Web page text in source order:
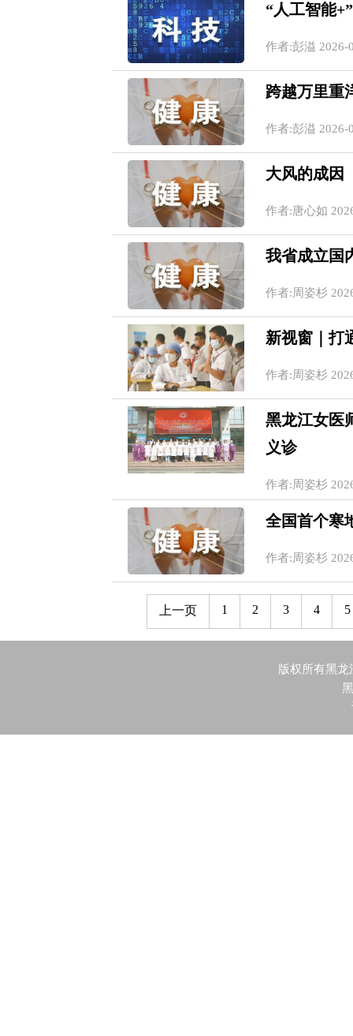
“人工智能
作者:彭溢 2026-
跨越万里重
作者:彭溢 2026-
大风的成因
作者:唐心如
我省成立国
作者:周姿杉
新视窗｜打
作者:周姿杉
黑龙江女医
义诊
作者:周姿杉
全国首个寒
作者:周姿杉
上一页 1 2 3 4 5
版权所有黑